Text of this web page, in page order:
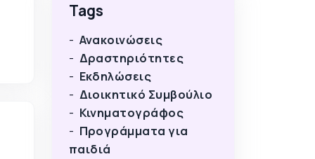
Tags
Ανακοινώσεις
Δραστηριότητες
Εκδηλώσεις
Διοικητικό Συμβούλιο
Κινηματογράφος
Προγράμματα για
παιδιά